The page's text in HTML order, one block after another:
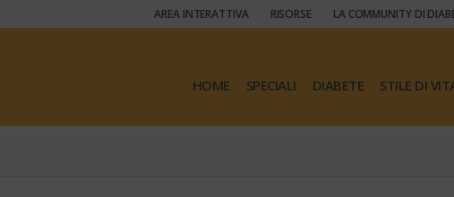
AREA INTERATTIVA RISORSE LA COMMUNITY DI
HOME SPECIALI DIABETE STILE DI